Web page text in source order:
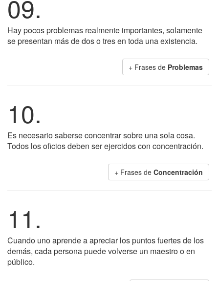
09.
Hay pocos problemas realmente importantes, solamente
se presentan más de dos o tres en toda una existencia.
+ Frases de Problemas
10.
Es necesario saberse concentrar sobre una sola cosa.
Todos los oficios deben ser ejercidos con concentración.
+ Frases de Concentración
11.
Cuando uno aprende a apreciar los puntos fuertes de los
demás, cada persona puede volverse un maestro o en
público.